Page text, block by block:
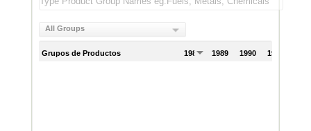
All Groups
Grupos de Productos 1988 1989 1990 1991